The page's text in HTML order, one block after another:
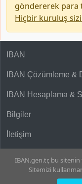
göndererek para
Hiçbir kuruluş
IBAN
IBAN Çözümleme &
IBAN Hesaplama &
Bilgiler
İletişim
IBAN.gen.tr, bu
Sitemizi